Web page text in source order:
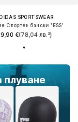
плуване
SPORTSWEAR
Спортен бански 'ESS'
€(78,04 лв.³)